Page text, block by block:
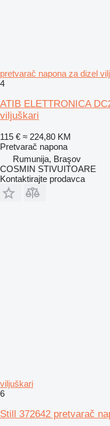
pretvarač napona za dizel
4
ATIB ELETTRONICA
viljuškari
115 € ≈ 224,80 KM
Pretvarač napona
Rumunija, Braşov
COSMIN STIVUITOARE
Kontaktirajte prodavca
viljuškari
6
Still 372642 pretvarač